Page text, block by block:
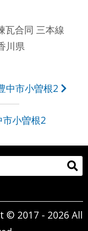
瓦合同 三本線
川県
中市小曽根2
市小曽根2
© 2017 - 2026 All